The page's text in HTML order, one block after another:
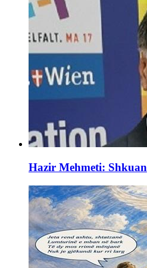
Hazir Mehmeti: Shkuan